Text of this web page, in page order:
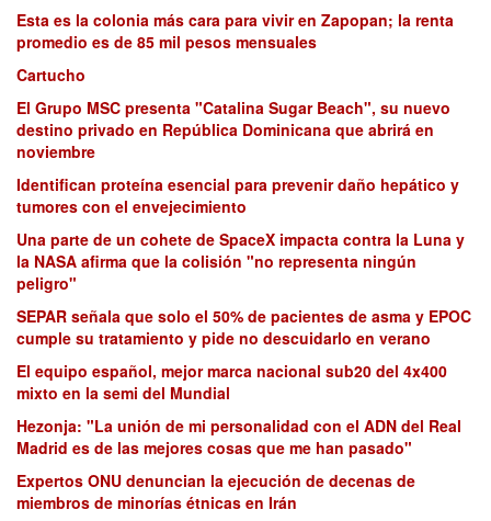
Esta es la colonia más cara para vivir en Zapopan; la renta
promedio es de 85 mil pesos mensuales
Cartucho
El Grupo MSC presenta "Catalina Sugar Beach", su nuevo
destino privado en República Dominicana que abrirá en
noviembre
Identifican proteína esencial para prevenir daño hepático y
tumores con el envejecimiento
Una parte de un cohete de SpaceX impacta contra la Luna y
la NASA afirma que la colisión "no representa ningún
peligro"
SEPAR señala que solo el 50% de pacientes de asma y EPOC
cumple su tratamiento y pide no descuidarlo en verano
El equipo español, mejor marca nacional sub20 del 4x400
mixto en la semi del Mundial
Hezonja: "La unión de mi personalidad con el ADN del Real
Madrid es de las mejores cosas que me han pasado"
Expertos ONU denuncian la ejecución de decenas de
miembros de minorías étnicas en Irán